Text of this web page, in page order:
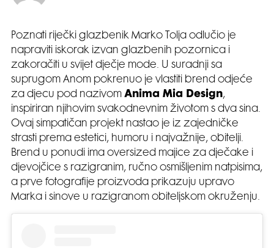
Poznati riječki glazbenik Marko Tolja odlučio je
napraviti iskorak izvan glazbenih pozornica i
zakoračiti u svijet dječje mode. U suradnji sa
suprugom Anom pokrenuo je vlastiti brend odjeće
za djecu pod nazivom Anima Mia Design,
inspiriran njihovim svakodnevnim životom s dva sina.
Ovaj simpatičan projekt nastao je iz zajedničke
strasti prema estetici, humoru i najvažnije, obitelji.
Brend u ponudi ima oversized majice za dječake i
djevojčice s razigranim, ručno osmišljenim natpisima,
a prve fotografije proizvoda prikazuju upravo
Marka i sinove u razigranom obiteljskom okruženju.